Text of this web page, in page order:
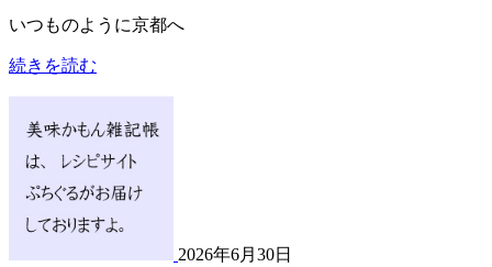
いつものように京都へ
続きを読む
2026年6月30日